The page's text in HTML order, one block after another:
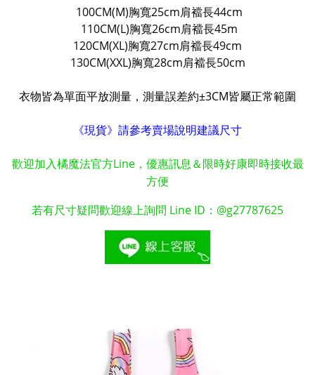
100CM(M)胸寬25cm肩襠長44cm
110CM(L)胸寬26cm肩襠長45m
120CM(XL)胸寬27cm肩襠長49cm
130CM(XXL)胸寬28cm肩襠長50cm
衣物皆為單面平放測量，測量誤差約±3CM皆屬正常範圍
《現貨》請參考賣場說明建議尺寸
歡迎加入橘魔法官方Line，優惠訊息＆限時好康即時接收最
方便
若有尺寸疑問歡迎線上詢問 Line ID：@g27787625